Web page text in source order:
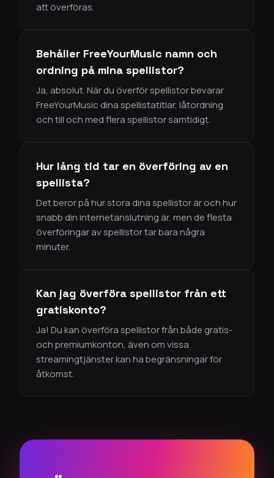
att överföras.
Behåller FreeYourMusic namn och
ordning på mina spellistor?
Ja, absolut. När du överför spellistor bevarar
FreeYourMusic dina spellistatitlar, låtordning
och till och med flera spellistor samtidigt.
Hur lång tid tar en överföring av en
spellista?
Det beror på hur stora dina spellistor är och hur
snabb din internetanslutning är, men de flesta
överföringar av spellistor tar bara några
minuter.
Kan jag överföra spellistor från ett
gratiskonto?
Ja! Du kan överföra spellistor från både gratis-
och premiumkonton, även om vissa
streamingtjänster kan ha begränsningar för
åtkomst.